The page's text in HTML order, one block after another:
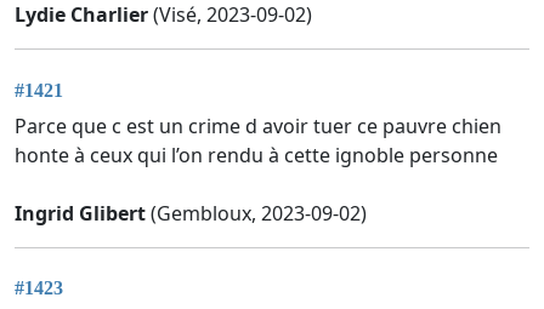
Lydie Charlier(Visé, 2023-09-02)
#1421
Parce que c est un crime d avoir tuer ce pauvre chien
honte à ceux qui l’on rendu à cette ignoble personne
Ingrid Glibert(Gembloux, 2023-09-02)
#1423